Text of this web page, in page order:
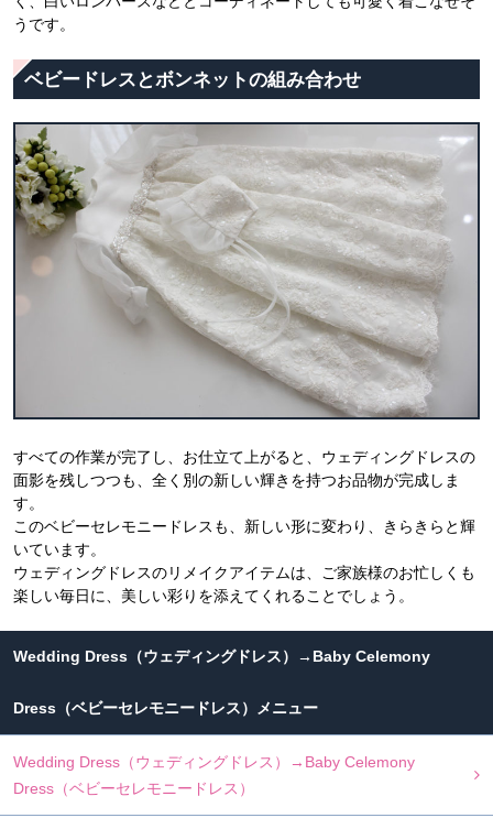
うです。
ベビードレスとボンネットの組み合わせ
すべての作業が完了し、お仕立て上がると、ウェディングドレスの
面影を残しつつも、全く別の新しい輝きを持つお品物が完成しま
す。
このベビーセレモニードレスも、新しい形に変わり、きらきらと輝
いています。
ウェディングドレスのリメイクアイテムは、ご家族様のお忙しくも
楽しい毎日に、美しい彩りを添えてくれることでしょう。
Wedding Dress（ウェディングドレス）→Baby Celemony
Dress（ベビーセレモニードレス）
Wedding Dress（ウェディングドレス）→Baby Celemony
Dress（ベビーセレモニードレス）